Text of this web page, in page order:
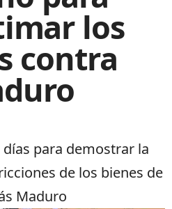
los
contra
días para demostrar la
de los bienes de
Maduro